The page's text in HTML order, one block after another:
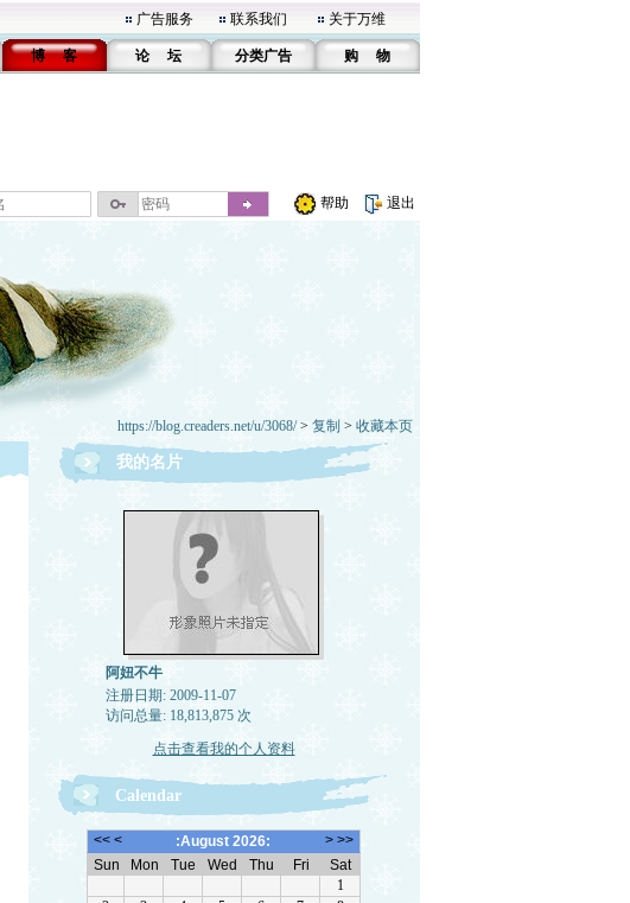
广告服务 联系我们 关于万维
博 客 论 坛 分类广告 购 物
帮助 退出
https://blog.creaders.net/u/3068/> 复制 > 收藏本页
我的名片
阿妞不牛
注册日期: 2009-11-07
访问总量: 18,813,875 次
点击查看我的个人资料
Calendar